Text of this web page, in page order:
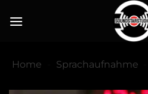
Home Sprachaufnahme